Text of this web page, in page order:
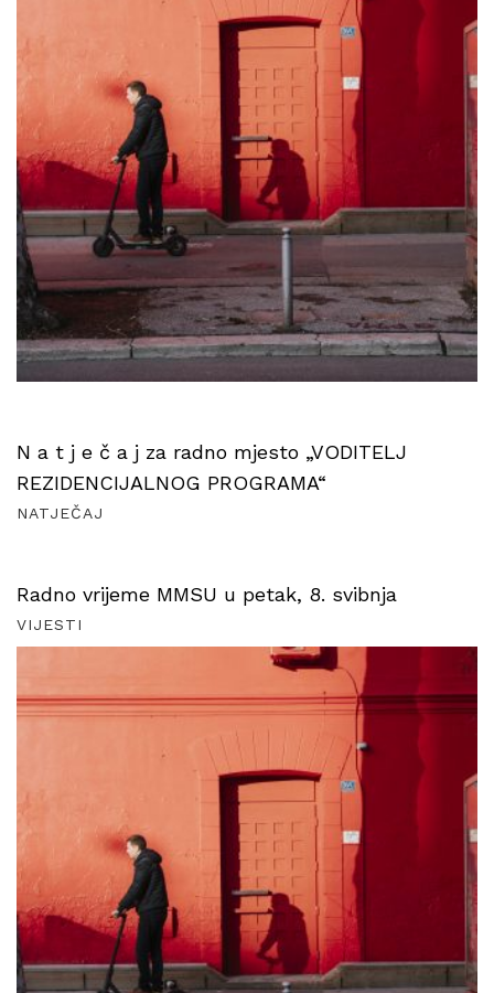
N a t j e č a j za radno mjesto „VODITELJ
REZIDENCIJALNOG PROGRAMA“
NATJEČAJ
Radno vrijeme MMSU u petak, 8. svibnja
VIJESTI